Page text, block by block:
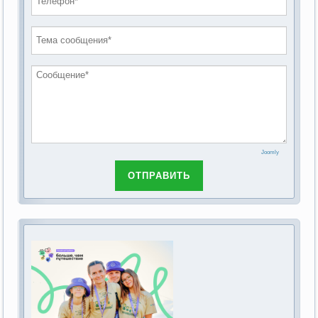
обсуждению Федерального закона Российской
основах социального обслуживания граждан в
2019 год
2018 год
Joomly
ОТПРАВИТЬ